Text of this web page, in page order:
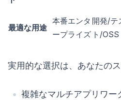
最適な用途
本番エンタ
ープライズ
開発/テ
ト/OSS
実用的な選択は、あなたの
複雑なマルチアプリワー